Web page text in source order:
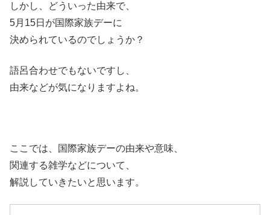
しかし、どういった由来で、
5月15日が国際家族デーに
決められているのでしょうか？
語呂合わせでもないですし、
由来などが気になりますよね。
ここでは、国際家族デーの由来や意味、
関連する雑学などについて、
解説していきたいと思います。